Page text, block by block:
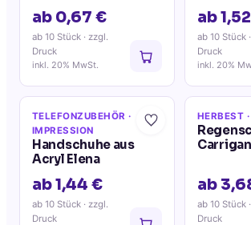
ab 0,67 €
ab 10 Stück · zzgl.
Druck
inkl. 20% MwSt.
ab
ab 10 Stück
Druck
inkl. 20%
TELEFONZUBEHÖR ·
IMPRESSION
Handschuhe aus
Acryl Elena
ab 1,44 €
ab 10 Stück · zzgl.
Druck
HERBEST
Carrigan
ab
ab 10 Stück
Druck